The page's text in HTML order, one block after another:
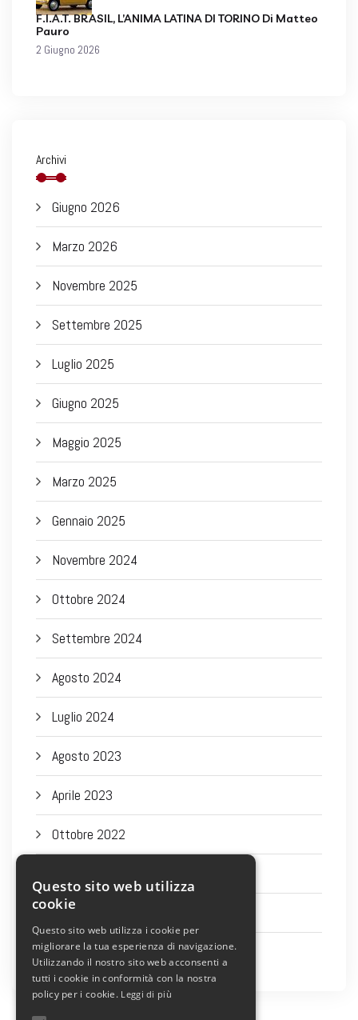
F.I.A.T. BRASIL, L’ANIMA LATINA DI TORINO Di Matteo
Pauro
2 Giugno 2026
Archivi
Giugno 2026
Marzo 2026
Novembre 2025
Settembre 2025
Luglio 2025
Giugno 2025
Maggio 2025
Marzo 2025
Gennaio 2025
Novembre 2024
Ottobre 2024
Settembre 2024
Agosto 2024
Luglio 2024
Agosto 2023
Aprile 2023
Ottobre 2022
Agosto 2022
Luglio 2022
Questo sito web utilizza
cookie
Questo sito web utilizza i cookie per
migliorare la tua esperienza di navigazione.
Utilizzando il nostro sito web acconsenti a
tutti i cookie in conformità con la nostra
policy per i cookie. Leggi di più